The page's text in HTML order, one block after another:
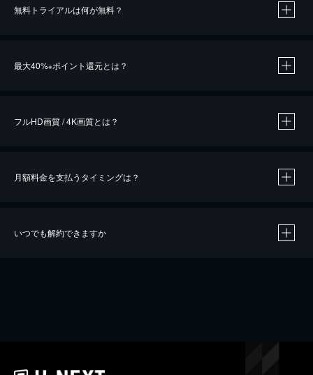
無料トライアルは何が無料？
最大40%※ポイント還元とは？
※40％ポイント還元の対象は、クレジットカード決済による作品の購入 / レンタルです。
iOSアプリのUコイン決済による作品の購入 / レンタルは、20％のポイント還元です。
フルHD画質 / 4K画質とは？
月額料金を支払うタイミングは？
いつでも解約できますか